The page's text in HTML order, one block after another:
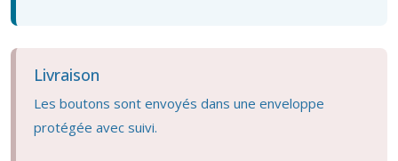
Livraison
Les boutons sont envoyés dans une enveloppe
protégée avec suivi.